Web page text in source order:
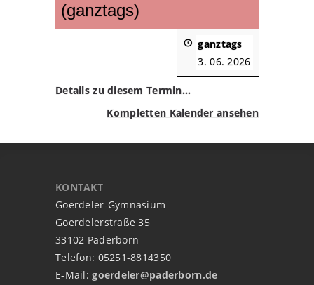
(ganztags)
ganztags
3. 06. 2026
Details zu diesem Termin…
Kompletten Kalender ansehen
KONTAKT
Goerdeler-Gymnasium
Goerdelerstraße 35
33102 Paderborn
Telefon: 05251-8814350
E-Mail:goerdeler@paderborn.de